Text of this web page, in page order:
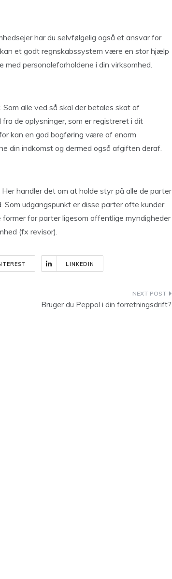
har du selvfølgelig også et ansvar for
et godt regnskabssystem være en stor hjælp
personaleforholdene i din virksomhed.
alle ved så skal der betales skat af
de oplysninger, som er registreret i dit
kan en god bogføring være af enorm
din indkomst og dermed også afgiften deraf.
handler det om at holde styr på alle de parter
Som udgangspunkt er disse parter ofte kunder
for parter ligesom offentlige myndigheder
(fx revisor).
LINKEDIN
Bruger du Peppol i din forretningsdrift?